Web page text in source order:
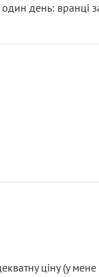
день: вранці
ціну (у